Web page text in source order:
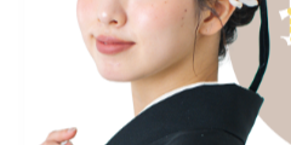
DMまたはプロフィールリンクより
ご予約ください。
ーーーーーーーーーー